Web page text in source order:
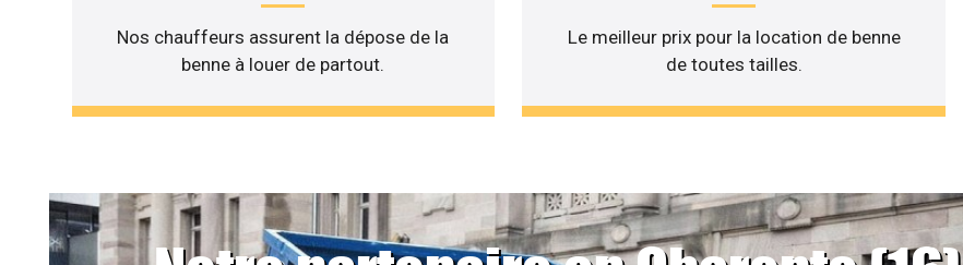
Nos chauffeurs assurent la dépose de la
benne à louer de partout.
Le meilleur prix pour la location de benne
de toutes tailles.